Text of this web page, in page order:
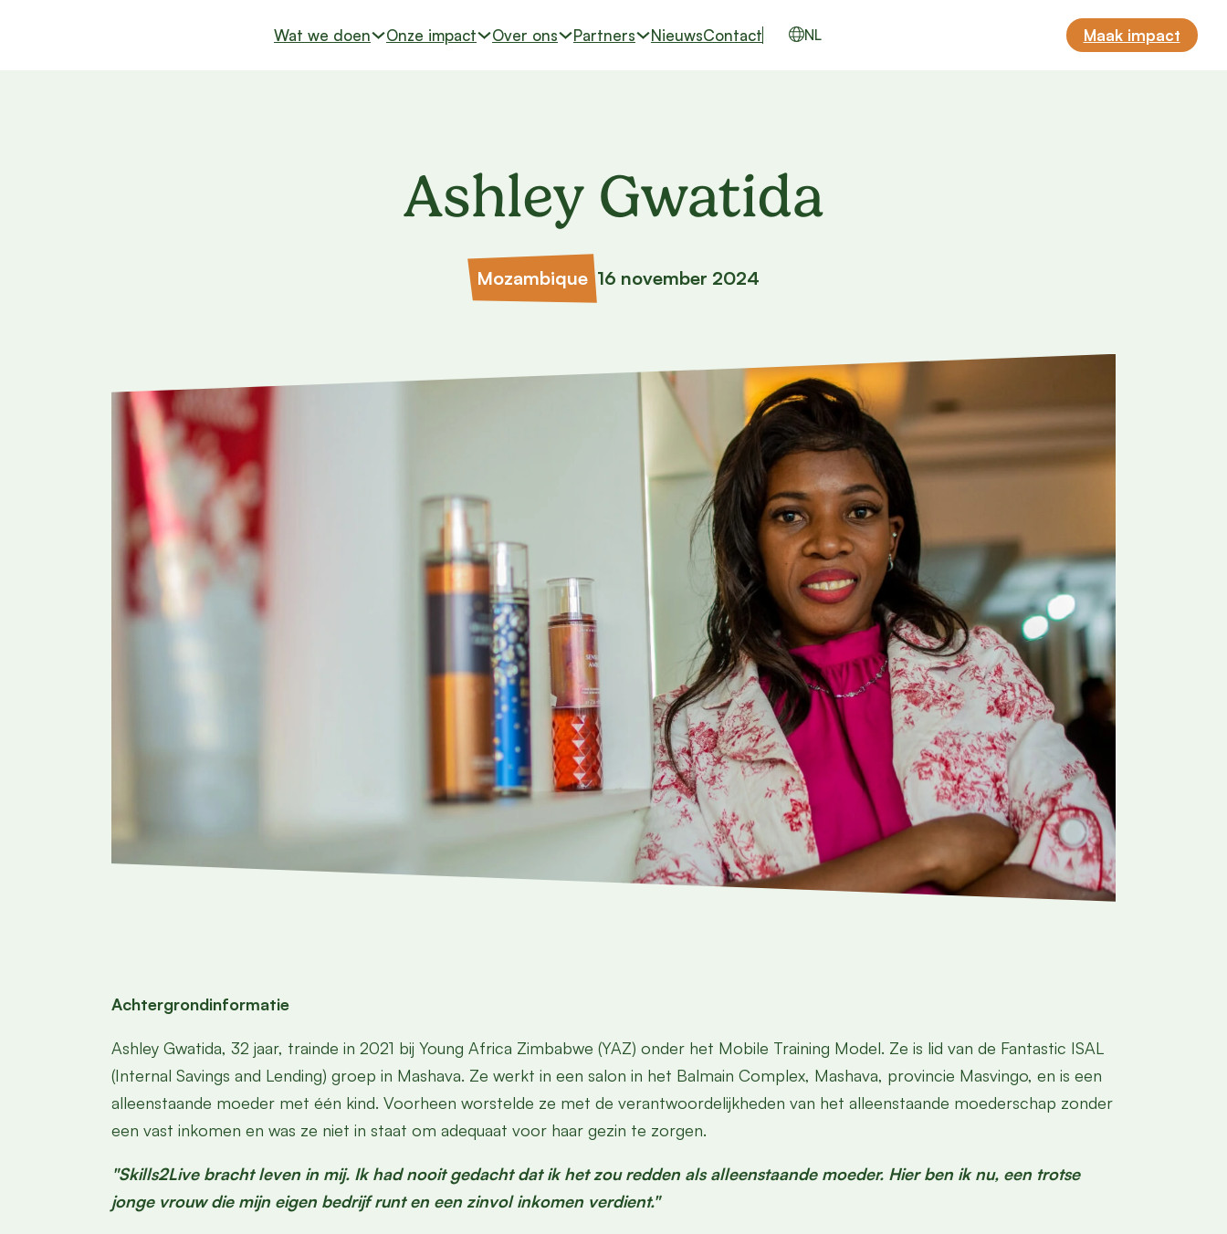
Wat we doen Onze impact Over ons Partners NieuwsContact NL Maak impact
Ashley Gwatida
Mozambique 16 november 2024
Achtergrondinformatie
Ashley Gwatida, 32 jaar, trainde in 2021 bij Young Africa Zimbabwe (YAZ) onder het Mobile Training Model. Ze is lid van de Fantastic ISAL
(Internal Savings and Lending) groep in Mashava. Ze werkt in een salon in het Balmain Complex, Mashava, provincie Masvingo, en is een
alleenstaande moeder met één kind. Voorheen worstelde ze met de verantwoordelijkheden van het alleenstaande moederschap zonder
een vast inkomen en was ze niet in staat om adequaat voor haar gezin te zorgen.
"Skills2Live bracht leven in mij. Ik had nooit gedacht dat ik het zou redden als alleenstaande moeder. Hier ben ik nu, een trotse
jonge vrouw die mijn eigen bedrijf runt en een zinvol inkomen verdient."